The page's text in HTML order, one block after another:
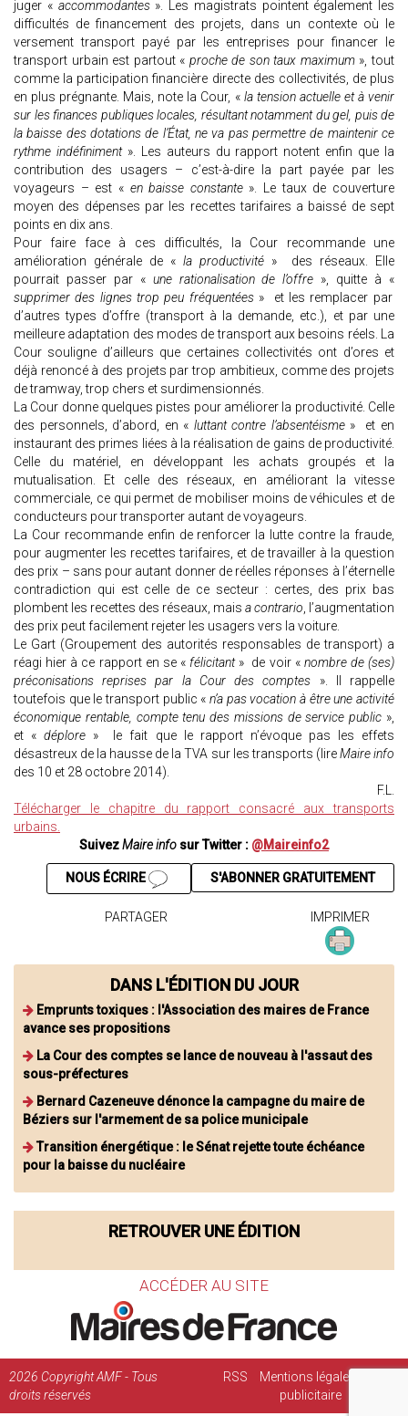
juger « accommodantes ». Les magistrats pointent également les
difficultés de financement des projets, dans un contexte où le
versement transport payé par les entreprises pour financer le
transport urbain est partout « proche de son taux maximum», tout
comme la participation financière directe des collectivités, de plus
en plus prégnante. Mais, note la Cour, « la tension actuelle et à venir
sur les finances publiques locales, résultant notamment du gel, puis de
la baisse des dotations de l’État, ne va pas permettre de maintenir ce
rythme indéfiniment». Les auteurs du rapport notent enfin que la
contribution des usagers – c’est-à-dire la part payée par les
voyageurs – est « en baisse constante». Le taux de couverture
moyen des dépenses par les recettes tarifaires a baissé de sept
points en dix ans.
Pour faire face à ces difficultés, la Cour recommande une
amélioration générale de « la productivité » des réseaux. Elle
pourrait passer par « une rationalisation de l’offre », quitte à «
supprimer des lignes trop peu fréquentées» et les remplacer par
d’autres types d’offre (transport à la demande, etc.), et par une
meilleure adaptation des modes de transport aux besoins réels. La
Cour souligne d’ailleurs que certaines collectivités ont d’ores et
déjà renoncé à des projets par trop ambitieux, comme des projets
de tramway, trop chers et surdimensionnés.
La Cour donne quelques pistes pour améliorer la productivité. Celle
des personnels, d’abord, en « luttant contre l’absentéisme» et en
instaurant des primes liées à la réalisation de gains de productivité.
Celle du matériel, en développant les achats groupés et la
mutualisation. Et celle des réseaux, en améliorant la vitesse
commerciale, ce qui permet de mobiliser moins de véhicules et de
conducteurs pour transporter autant de voyageurs.
La Cour recommande enfin de renforcer la lutte contre la fraude,
pour augmenter les recettes tarifaires, et de travailler à la question
des prix – sans pour autant donner de réelles réponses à l’éternelle
contradiction qui est celle de ce secteur : certes, des prix bas
plombent les recettes des réseaux, mais a contrario, l’augmentation
des prix peut facilement rejeter les usagers vers la voiture.
Le Gart (Groupement des autorités responsables de transport) a
réagi hier à ce rapport en se « félicitant » de voir « nombre de (ses)
préconisations reprises par la Cour des comptes ». Il rappelle
toutefois que le transport public « n’a pas vocation à être une activité
économique rentable, compte tenu des missions de service public »,
et «déplore » le fait que le rapport n’évoque pas les effets
désastreux de la hausse de la TVA sur les transports (lireMaire info
des 10 et 28 octobre 2014).
F.L.
Télécharger le chapitre du rapport consacré aux transports
urbains.
SuivezMaire info sur Twitter : @Maireinfo2
S'ABONNER GRATUITEMENT
NOUS ÉCRIRE
PARTAGER IMPRIMER
DANS L'ÉDITION DU JOUR
Emprunts toxiques : l'Association des maires de France
avance ses propositions
La Cour des comptes se lance de nouveau à l'assaut des
sous-préfectures
Bernard Cazeneuve dénonce la campagne du maire de
Béziers sur l'armement de sa police municipale
Transition énergétique : le Sénat rejette toute échéance
pour la baisse du nucléaire
RETROUVER UNE ÉDITION
ACCÉDER AU SITE
2026 Copyright AMF - Tous
droits réservés
RSS Mentions légales
publicitaire